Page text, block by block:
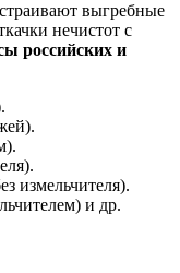
выгребные
нечистот с
российских и
измельчителя).
и др.